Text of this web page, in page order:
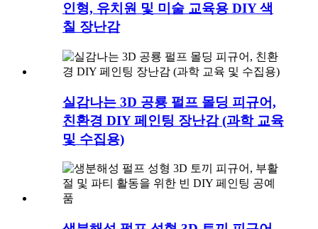
인형, 유치원 및 미술 교육용 DIY 색
칠 장난감
실감나는 3D 공룡 펄프 몰딩 피규어,
친환경 DIY 페인팅 장난감 (과학 교육
및 수집용)